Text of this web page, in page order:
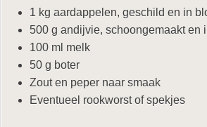
1 kg aardappelen, geschild en in
500 g andijvie, schoongemaakt en
100 ml melk
50 g boter
Zout en peper naar smaak
Eventueel rookworst of spekjes